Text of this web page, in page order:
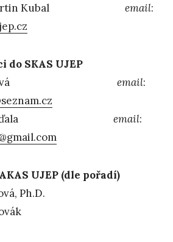
Martin Kubal email:
do SKAS UJEP
email:
Hožďala email:
UJEP (dle pořadí)
Ph.D.